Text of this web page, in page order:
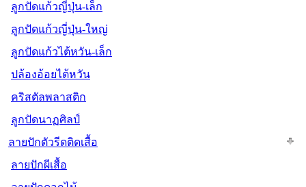
ลูกปัดแก้วญี่ปุ่น-เล็ก
ลูกปัดแก้วญี่ปุ่น-ใหญ่
ลูกปัดแก้วไต้หวัน-เล็ก
ปล้องอ้อยไต้หวัน
คริสตัลพลาสติก
ลูกปัดนาฏศิลป์
ลายปักตัวรีดติดเสื้อ
ลายปักผีเสื้อ